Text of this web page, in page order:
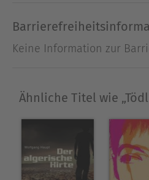
Keine Information zur
Ähnliche Titel wie